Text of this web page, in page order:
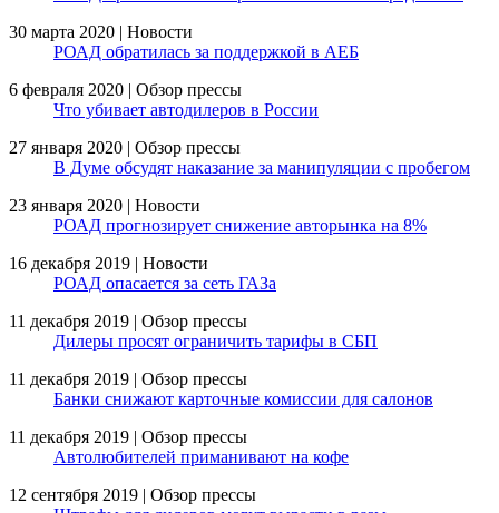
30 марта 2020 | Новости
РОАД обратилась за поддержкой в АЕБ
6 февраля 2020 | Обзор прессы
Что убивает автодилеров в России
27 января 2020 | Обзор прессы
В Думе обсудят наказание за манипуляции с пробегом
23 января 2020 | Новости
РОАД прогнозирует снижение авторынка на 8%
16 декабря 2019 | Новости
РОАД опасается за сеть ГАЗа
11 декабря 2019 | Обзор прессы
Дилеры просят ограничить тарифы в СБП
11 декабря 2019 | Обзор прессы
Банки снижают карточные комиссии для салонов
11 декабря 2019 | Обзор прессы
Автолюбителей приманивают на кофе
12 сентября 2019 | Обзор прессы